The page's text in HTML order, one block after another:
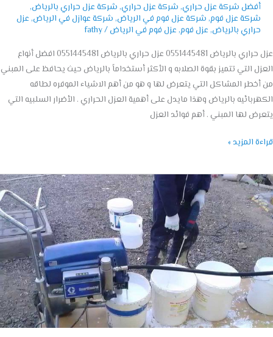
أفضل شركة عزل حراري,شركة عزل حراري,شركة عزل حراري بالرياض,
شركة عزل فوم,شركة عزل فوم في الرياض,شركة عوازل في الرياض,عزل
حراري بالرياض,عزل فوم,عزل فوم في الرياض/
fathy
عزل حراري بالرياض 0551445481 عزل حراري بالرياض 0551445481 افضل أنواع
التي تتميز بقوة الصلابه و الأكثر أستخداماً بالرياض حيث يحافظ على المبني
المشاكل التي يتعرض لها و هو من أهم الاشياء الموفره لطاقه
بالرياض وهذا مايدل على أهمية العزل الحراري . الأضرار السلبيه التي
لها المبني . أهم فوائد العزل
المزيد »